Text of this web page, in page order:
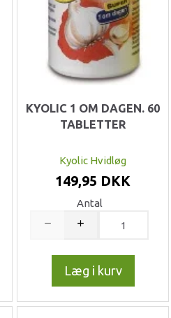
KYOLIC 1 OM DAGEN. 60
TABLETTER
Kyolic Hvidløg
149,95 DKK
Antal
Læg i kurv